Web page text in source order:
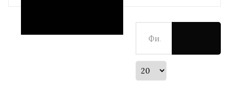
Кол-во строк: